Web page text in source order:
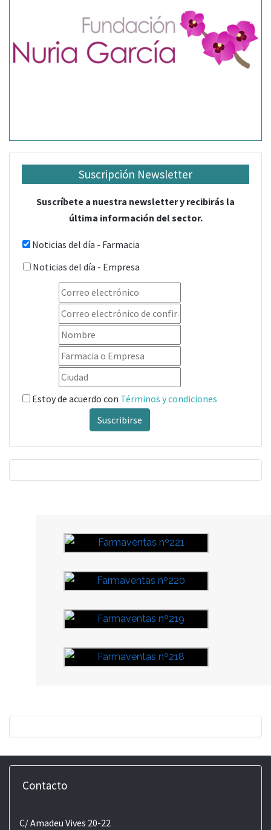
Suscripción Newsletter
Suscríbete a nuestra newsletter y recibirás la
última información del sector.
Noticias del día - Farmacia
Noticias del día - Empresa
Estoy de acuerdo con Términos y condiciones
Suscribirse
Contacto
C/ Amadeu Vives 20-22